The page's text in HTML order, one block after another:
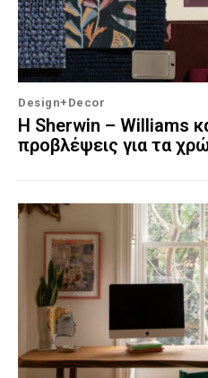
Design+Decor
Η Sherwin – Williams
προβλέψεις για τα